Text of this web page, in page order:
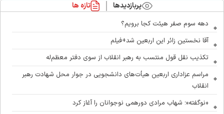
پربازدیدها تازه ها
دهه سوم صفر هیئت کجا برویم؟
آقا نخستین زائر این اربعین شد+فیلم
تکذیب نقل قول منتسب به رهبر انقلاب از سوی دفتر معظم‌له
مراسم عزاداری اربعین هیأت‌های دانشجویی در جوار محل شهادت رهبر
انقلاب
«نوگفته»؛ شهاب مرادی دورهمی نوجوانان را آغاز کرد